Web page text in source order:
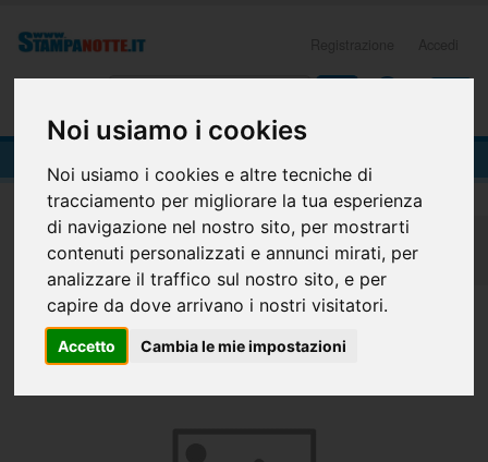
Noi usiamo i cookies
Noi usiamo i cookies e altre tecniche di
tracciamento per migliorare la tua esperienza
di navigazione nel nostro sito, per mostrarti
contenuti personalizzati e annunci mirati, per
analizzare il traffico sul nostro sito, e per
capire da dove arrivano i nostri visitatori.
Accetto Cambia le mie impostazioni
Home Piccolo Formato
Cartoline e inviti
Cartolina 12x18